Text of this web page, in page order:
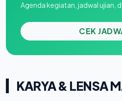
Agenda kegiatan, jadwal ujian,
CEK
KARYA & LENSA